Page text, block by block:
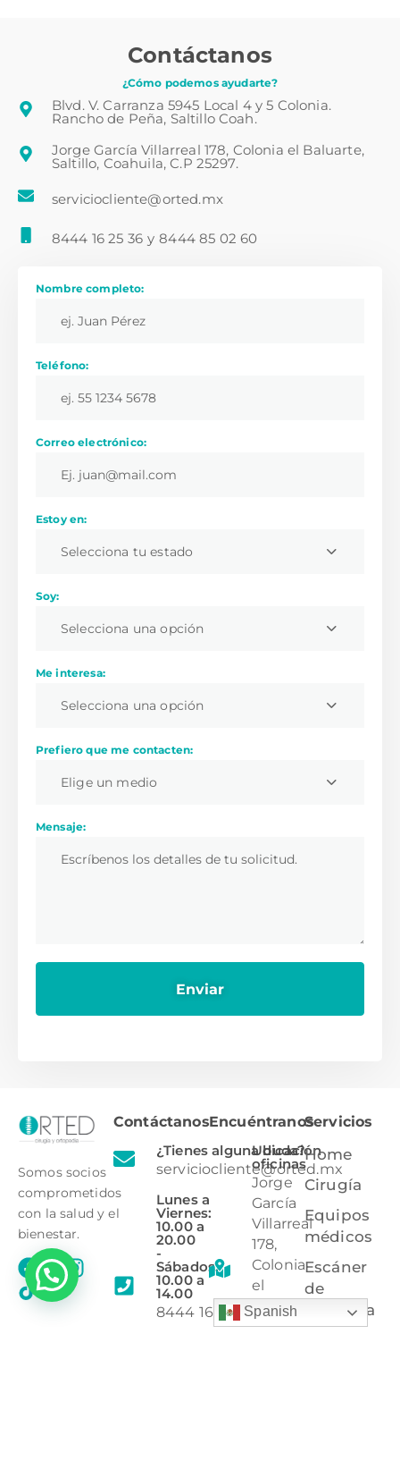
Contáctanos
¿Cómo podemos ayudarte?
Blvd. V. Carranza 5945 Local 4 y 5 Colonia.
Rancho de Peña, Saltillo Coah.
Jorge García Villarreal 178, Colonia el Baluarte,
Saltillo, Coahuila, C.P 25297.
serviciocliente@orted.mx
8444 16 25 36 y 8444 85 02 60
Nombre completo:
Teléfono:
Correo electrónico:
Estoy en:
Selecciona tu estado
Soy:
Selecciona una opción
Me interesa:
Selecciona una opción
Prefiero que me contacten:
Elige un medio
Mensaje:
Somos socios
comprometidos
con la salud y el
bienestar.
Contáctanos
¿Tienes alguna duda?
serviciocliente@orted.mx
Lunes a
Viernes:
10.00 a
20.00
-
Sábados:
10.00 a
14.00
8444 16
Encuéntranos
Ubicación
oficinas
Jorge
García
Villarreal
178,
Colonia
el
Baluarte,
Saltillo,
Servicios
Home
Cirugía
Equipos
médicos
Escáner
de
columna
Spanish